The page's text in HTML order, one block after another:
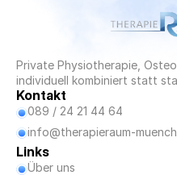
Private Physiotherapie,
individuell kombiniert statt
Kontakt
089 / 24 21 44 64
info@therapieraum-
Links
Über uns